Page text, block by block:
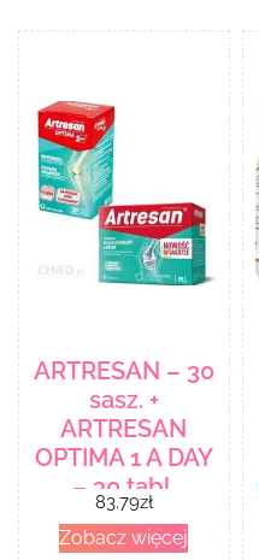
ARTRESAN – 30
sasz. +
ARTRESAN
OPTIMA 1 A DAY
– 30 tabl.
83.79zł
Zobacz więcej